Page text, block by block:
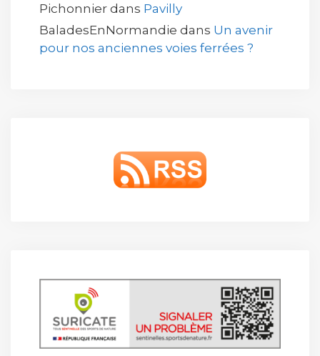
Pichonnier dans Pavilly
BaladesEnNormandie dans Un avenir
pour nos anciennes voies ferrées ?